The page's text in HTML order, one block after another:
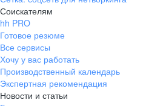
Соискателям
hh PRO
Готовое резюме
Все сервисы
Хочу у вас работать
Производственный календарь
Экспертная рекомендация
Новости и статьи